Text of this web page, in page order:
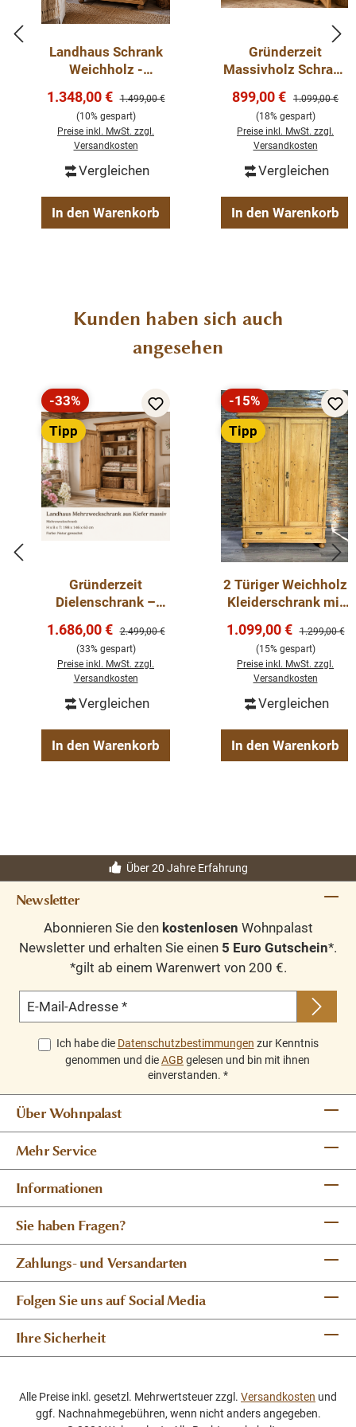
Die Abmessungen: Höhe: 175 cm, Breite: 102 cm,
Tiefe: 52 cm.
Beschreibung
Weichholz Schrank
Naturwachs
nicht zerlegbar
Landhaus Schrank
Weichholz -
Massivholz
Verkaufspreis:
1.348,00 € Regulärer Preis:
1.499,00 €
(10% gespart)
Preise inkl. MwSt. zzgl.
Versandkosten
Vergleichen
In den Warenkorb
Gründerzeit
Massivholz Schrank
Mehrzweckschrank
Verkaufspreis:
899,00 € Regulärer
1.099,00 €
(18% gespart)
Preise inkl. MwSt. zzgl.
Versandkosten
Vergleichen
In den Warenkorb
Produktgalerie überspringen
Kunden haben sich auch
angesehen
Rabatt
-33%
Tipp
Gründerzeit
Dielenschrank –
aufgearbeitet-
Mehrzweckschrank
Verkaufspreis:
1.686,00 € Regulärer Preis:
2.499,00 €
(33% gespart)
Preise inkl. MwSt. zzgl.
Versandkosten
Vergleichen
In den Warenkorb
Rabatt
-15%
Tipp
2 Türiger Weichholz
Kleiderschrank mit
zerlegbar
Verkaufspreis:
1.099,00 € Regulärer
1.299,00 €
(15% gespart)
Preise inkl. MwSt. zzgl.
Versandkosten
Vergleichen
In den Warenkorb
Über 20 Jahre Erfahrung
Newsletter
Abonnieren Sie den kostenlosen Wohnpalast
Newsletter und erhalten Sie einen 5 Euro Gutschein*.
*gilt ab einem Warenwert von 200 €.
E-Mail-Adresse *
Ich habe die Datenschutzbestimmungen zur Kenntnis
genommen und dieAGB gelesen und bin mit ihnen
einverstanden. *
Über Wohnpalast
Mehr Service
Informationen
Sie haben Fragen?
Zahlungs- und Versandarten
Folgen Sie uns auf Social Media
Ihre Sicherheit
Alle Preise inkl. gesetzl. Mehrwertsteuer zzgl. Versandkosten und
ggf. Nachnahmegebühren, wenn nicht anders angegeben.